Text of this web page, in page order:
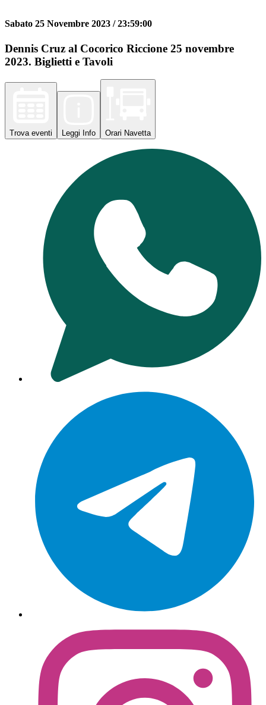
Sabato 25 Novembre 2023 /23:59:00
Dennis Cruz al Cocorico Riccione 25 novembre
2023. Biglietti e Tavoli
Trova eventi Leggi Info Orari Navetta